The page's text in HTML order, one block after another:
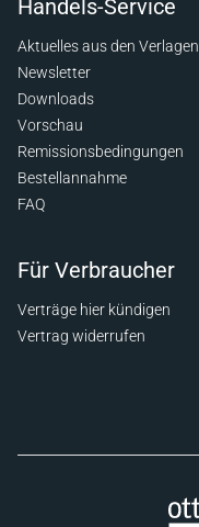
Handels-Service
Aktuelles aus den Verlagen
Newsletter
Downloads
Vorschau
Remissionsbedingungen
Bestellannahme
FAQ
Für Verbraucher
Verträge hier kündigen
Vertrag widerrufen